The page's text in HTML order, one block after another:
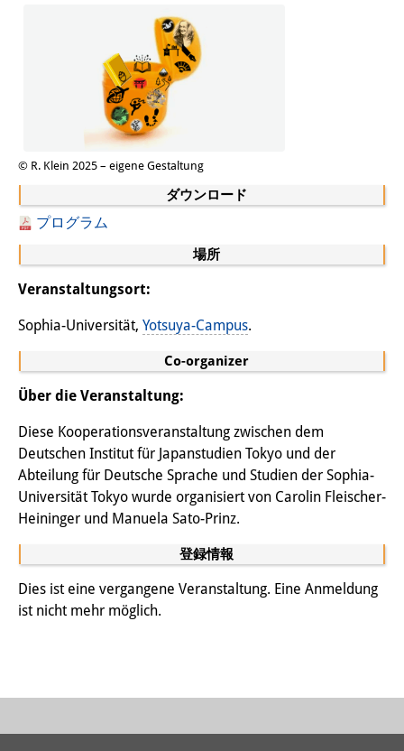
開館時間：月曜日～金曜日 午前10
時～午後4時
休館日： 土曜日、日曜日、祝日、
復活祭、クリスマス、年末年始
案内
板東コレクション
三か国語対照人口学用語集
日本の大学所蔵特殊コレクション
Join us!
専任研究員（ドイツ語）
客員研究員プログラム（英語）
研修生（ドイツ語）
リンク
アクセス
道案内
© R. Klein 2025 – eigene Gestaltung
ダウンロード
プログラム
場所
Veranstaltungsort:
Sophia-Universität, Yotsuya-Campus.
Co-organizer
Über die Veranstaltung:
Diese Kooperationsveranstaltung zwischen dem
Deutschen Institut für Japanstudien Tokyo und der
Abteilung für Deutsche Sprache und Studien der Sophia-
Universität Tokyo wurde organisiert von Carolin Fleischer-
Heininger und Manuela Sato-Prinz.
登録情報
Dies ist eine vergangene Veranstaltung. Eine Anmeldung
ist nicht mehr möglich.